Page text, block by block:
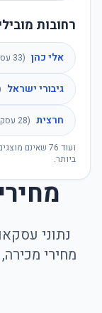
רחובות
אלי כהן (
33
גיבורי ישראל
חרצית (
28
ועוד 76 שאינם
ביותר.
נתוני
מחירי